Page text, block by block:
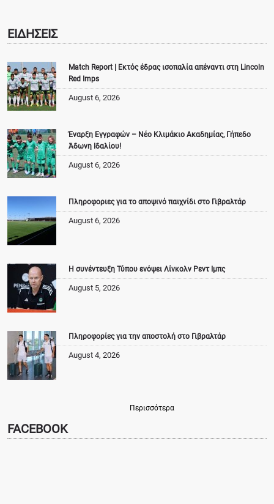
ΕΙΔΗΣΕΙΣ
Match Report | Εκτός έδρας ισοπαλία απέναντι στη Lincoln
Red Imps
August 6, 2026
Έναρξη Εγγραφών – Νέο Κλιμάκιο Ακαδημίας, Γήπεδο
Άδωνη Ιδαλίου!
August 6, 2026
Πληροφοριες για το αποψινό παιχνίδι στο Γιβραλτάρ
August 6, 2026
Η συνέντευξη Τύπου ενόψει Λίνκολν Ρεντ Ιμπς
August 5, 2026
Πληροφορίες για την αποστολή στο Γιβραλτάρ
August 4, 2026
Περισσότερα
FACEBOOK